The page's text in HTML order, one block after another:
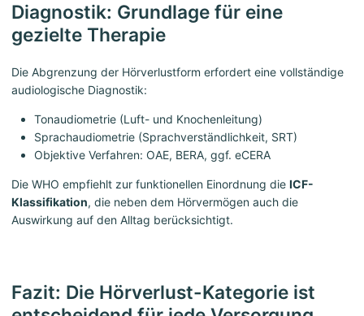
Diagnostik: Grundlage für eine
gezielte Therapie
Die Abgrenzung der Hörverlustform erfordert eine vollständige
audiologische Diagnostik:
Tonaudiometrie (Luft- und Knochenleitung)
Sprachaudiometrie (Sprachverständlichkeit, SRT)
Objektive Verfahren: OAE, BERA, ggf. eCERA
Die WHO empfiehlt zur funktionellen Einordnung die ICF-
Klassifikation, die neben dem Hörvermögen auch die
Auswirkung auf den Alltag berücksichtigt.
Fazit: Die Hörverlust-Kategorie ist